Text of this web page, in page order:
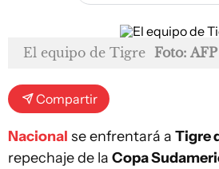
El equipo de Tigre Foto: AFP
Compartir
Nacional se enfrentará a Tigre
repechaje de la Copa